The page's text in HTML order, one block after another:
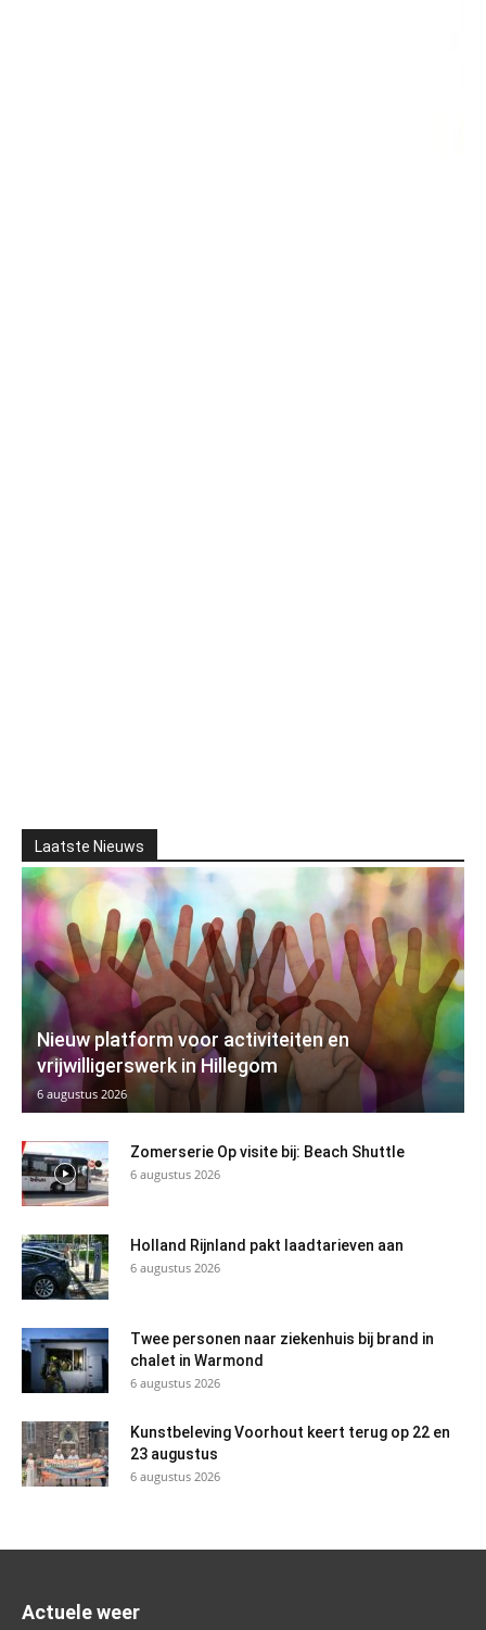
Laatste Nieuws
Nieuw platform voor activiteiten en
vrijwilligerswerk in Hillegom
6 augustus 2026
Zomerserie Op visite bij: Beach Shuttle
6 augustus 2026
Holland Rijnland pakt laadtarieven aan
6 augustus 2026
Twee personen naar ziekenhuis bij brand in
chalet in Warmond
6 augustus 2026
Kunstbeleving Voorhout keert terug op 22 en
23 augustus
6 augustus 2026
Actuele weer